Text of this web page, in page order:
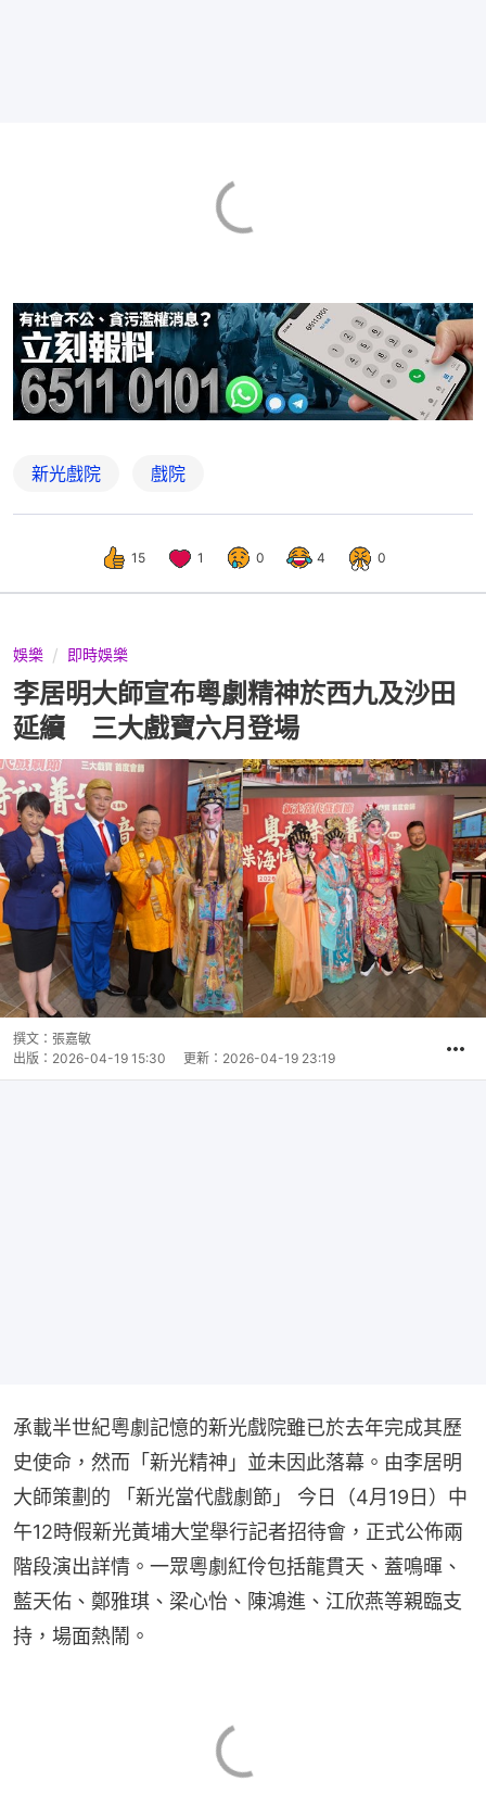
新光戲院 戲院
15 1 0 4 0
娛樂 即時娛樂
李居明大師宣布粵劇精神於西九及沙田
延續 三大戲寶六月登場
撰文： 張嘉敏
出版： 2026-04-19 15:30 更新： 2026-04-19 23:19
承載半世紀粵劇記憶的新光戲院雖已於去年完成其歷
史使命，然而「新光精神」並未因此落幕。由李居明
大師策劃的 「新光當代戲劇節」 今日（4月19日）中
午12時假新光黃埔大堂舉行記者招待會，正式公佈兩
階段演出詳情。一眾粵劇紅伶包括龍貫天、蓋鳴暉、
藍天佑、鄭雅琪、梁心怡、陳鴻進、江欣燕等親臨支
持，場面熱鬧。